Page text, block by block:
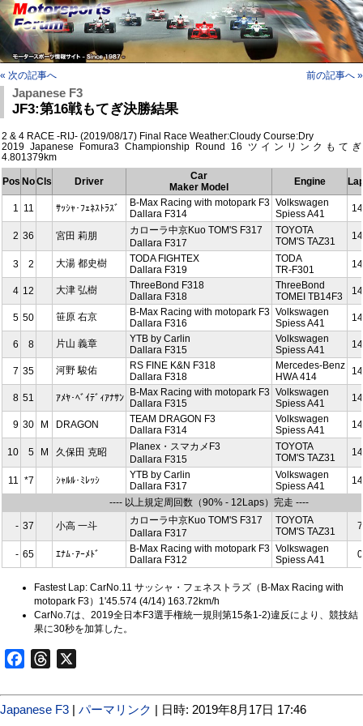
« 次の記事へ 前の記事へ »
Japanese F3
JF3:第16戦もてぎ決勝結果
2 & 4 RACE -RIJ- (2019/08/17) Final Race Weather:Cloudy Course:Dry
2019 Japanese Fomura3 Championship Round 16 ツインリンクもてぎ
4.801379km
Pos NoCls Driver
Car
Maker Model
Engine
1 11 ｻｯｼｬ･ﾌｪﾈｽﾄﾗｽﾞ
B-Max Racing with motopark F3
Dallara F314
Volkswagen
Spiess A41
14
2 36 宮田 莉朋
カローラ中京Kuo TOM'S F317
Dallara F317
TOYOTA
TOM'S TAZ31
14
3 2 大湯 都史樹
TODA FIGHTEX
Dallara F319
TODA
TR-F301
14
4 12 大津 弘樹
ThreeBond F318
Dallara F318
ThreeBond
TOMEI TB14F3
14
5 50 笹原 右京
B-Max Racing with motopark F3
Dallara F316
Volkswagen
Spiess A41
14
6 8 片山 義章
YTB by Carlin
Dallara F315
Volkswagen
Spiess A41
14
7 35 河野 駿佑
RS FINE K&N F318
Dallara F318
Mercedes-Benz
HWA 414
14
8 51 ｱﾒﾔ･ﾍﾞｲﾃﾞｨｱﾅｻﾝ B-Max Racing with motopark F3
Dallara F315
Volkswagen
Spiess A41
14
9 30 M DRAGON
TEAM DRAGON F3
Dallara F314
Volkswagen
Spiess A41
14
10 5 M 久保田 克昭
Planex・スマカメF3
Dallara F315
TOYOTA
TOM'S TAZ31
14
11 *7 ｼｬﾙﾙ･ﾐﾚｯｼ
YTB by Carlin
Dallara F317
Volkswagen
Spiess A41
14
---- 以上規定周回数（90% - 12Laps）完走 ----
- 37 小高 一斗
カローラ中京Kuo TOM'S F317
Dallara F317
TOYOTA
TOM'S TAZ31
7
- 65 ｴﾅﾑ･ｱｰﾒﾄﾞ
B-Max Racing with motopark F3
Dallara F312
Volkswagen
Spiess A41
0
Fastest Lap: CarNo.11 サッシャ・フェネストラズ（B-Max Racing with
motopark F3）1'45.574 (4/14) 163.72km/h
CarNo.7は、2019全日本F3選手権統一規則第15条1-2)違反により、競技結
果に30秒を加算した。
FacebookThreads
Japanese F3 | パーマリンク | 日時: 2019年8月17日 17:46